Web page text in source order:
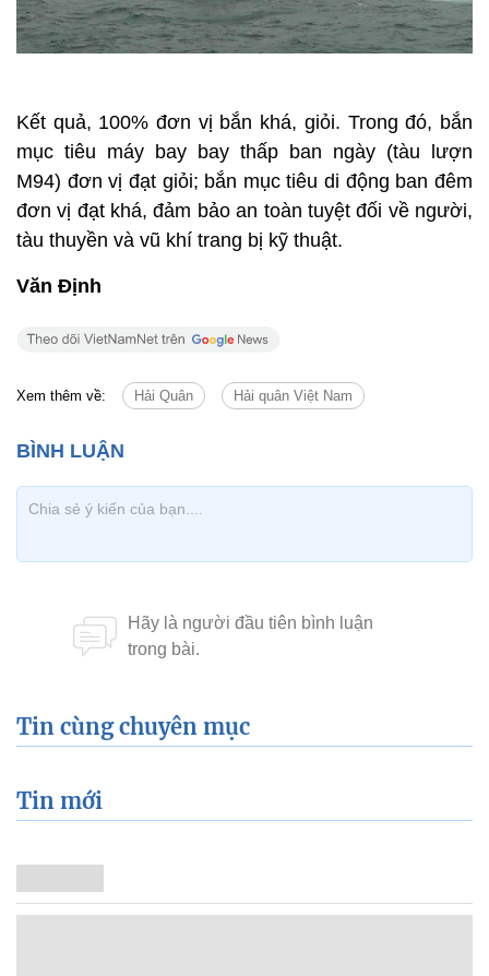
Kết quả, 100% đơn vị bắn khá, giỏi. Trong đó, bắn
mục tiêu máy bay bay thấp ban ngày (tàu lượn
M94) đơn vị đạt giỏi; bắn mục tiêu di động ban đêm
đơn vị đạt khá, đảm bảo an toàn tuyệt đối về người,
tàu thuyền và vũ khí trang bị kỹ thuật.
Văn Định
Xem thêm về: Hải Quân Hải quân Việt Nam
Tin cùng chuyên mục
Tin mới